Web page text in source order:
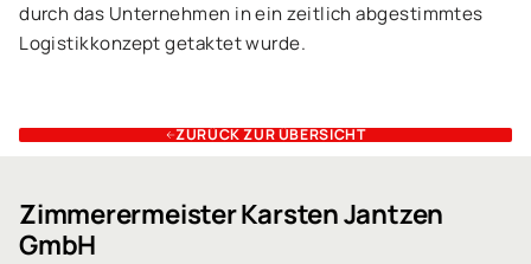
durch das Unternehmen in ein zeitlich abgestimmtes
Logistikkonzept getaktet wurde.
ZURÜCK ZUR ÜBERSICHT
Zimmerermeister Karsten Jantzen
GmbH